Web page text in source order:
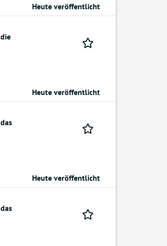
Heute veröffentlicht
Heute veröffentlicht
Heute veröffentlicht